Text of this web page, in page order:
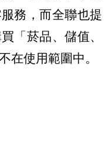
務，而全聯也提
「菸品、儲值、
在使用範圍中。